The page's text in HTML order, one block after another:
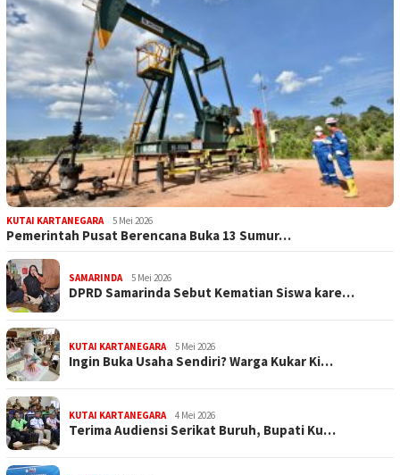
KUTAI KARTANEGARA 5 Mei 2026
Pemerintah Pusat Berencana Buka 13 Sumur…
SAMARINDA 5 Mei 2026
DPRD Samarinda Sebut Kematian Siswa kare…
KUTAI KARTANEGARA 5 Mei 2026
Ingin Buka Usaha Sendiri? Warga Kukar Ki…
KUTAI KARTANEGARA 4 Mei 2026
Terima Audiensi Serikat Buruh, Bupati Ku…